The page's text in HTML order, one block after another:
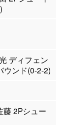
ディフェン
ウンド(0-2-2)
藤 2Pシュー